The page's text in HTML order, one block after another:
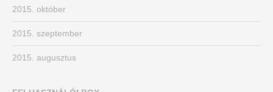
2015. október
2015. szeptember
2015. augusztus